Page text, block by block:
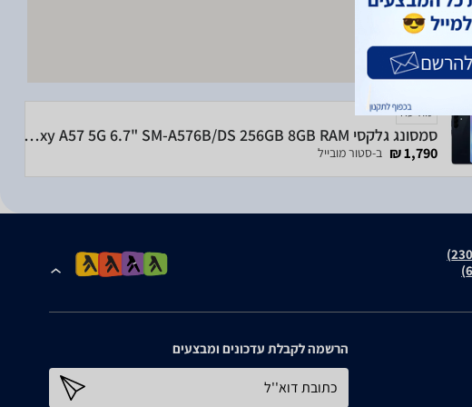
מודעה
סמסונג גלקסי Samsung Galaxy A57 5G 6.7" SM-A576B/DS 256GB 8GB RAM
1,790 ₪ ב-סטור מובייל
הרשמה לקבלת עדכונים ומבצעים
כתובת דוא''ל